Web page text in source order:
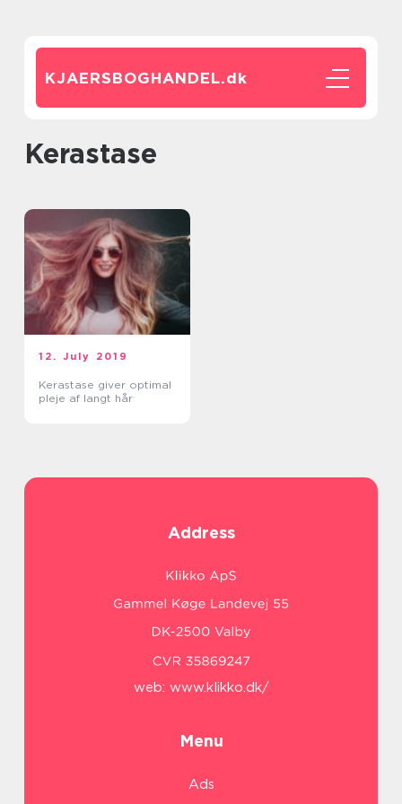
KJAERSBOGHANDEL.dk
kerastase
12. July 2019
Kerastase giver optimal
pleje af langt hår
Address
web: www.klikko.dk/
Menu
Ads